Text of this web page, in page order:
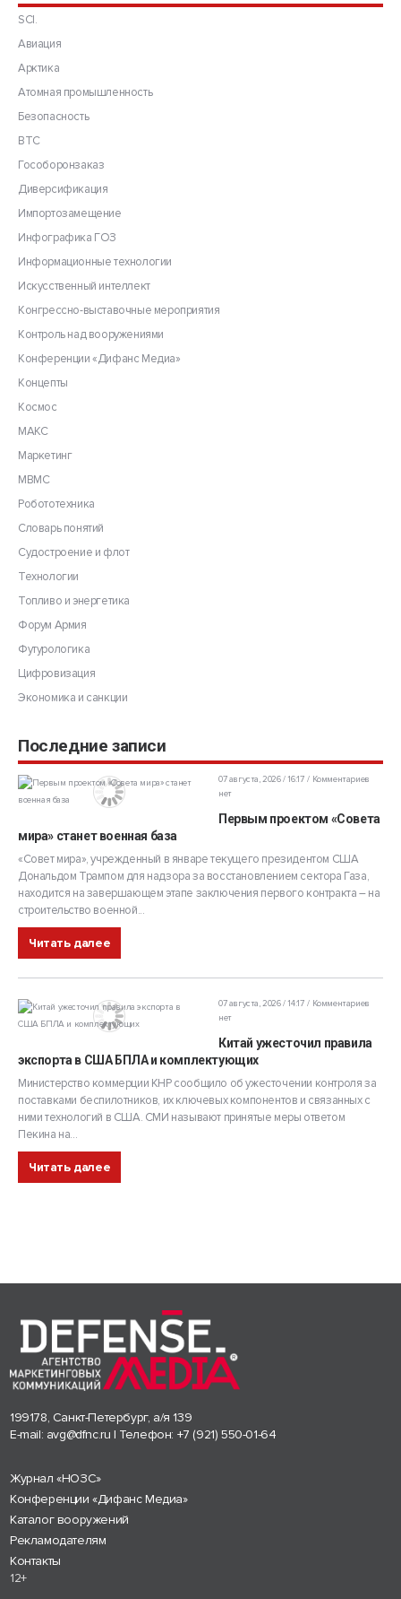
SCI.
Авиация
Арктика
Атомная промышленность
Безопасность
ВТС
Гособоронзаказ
Диверсификация
Импортозамещение
Инфографика ГОЗ
Информационные технологии
Искусственный интеллект
Конгрессно-выставочные мероприятия
Контроль над вооружениями
Конференции «Дифанс Медиа»
Концепты
Космос
МАКС
Маркетинг
МВМС
Робототехника
Словарь понятий
Судостроение и флот
Технологии
Топливо и энергетика
Форум Армия
Футурологика
Цифровизация
Экономика и санкции
Последние записи
07 августа, 2026 / 16:17
Комментариев
нет
Первым проектом «Совета
мира» станет военная база
«Совет мира», учрежденный в январе текущего президентом США
Дональдом Трампом для надзора за восстановлением сектора Газа,
находится на завершающем этапе заключения первого контракта – на
строительство военной...
Читать далее
07 августа, 2026 / 14:17
Комментариев
нет
Китай ужесточил правила
экспорта в США БПЛА и комплектующих
Министерство коммерции КНР сообщило об ужесточении контроля за
поставками беспилотников, их ключевых компонентов и связанных с
ними технологий в США. СМИ называют принятые меры ответом
Пекина на...
Читать далее
199178, Санкт-Петербург, а/я 139
E-mail: avg@dfnc.ru | Телефон: +7 (921) 550-01-64
Журнал «НОЗС»
Конференции «Дифанс Медиа»
Каталог вооружений
Рекламодателям
Контакты
12+